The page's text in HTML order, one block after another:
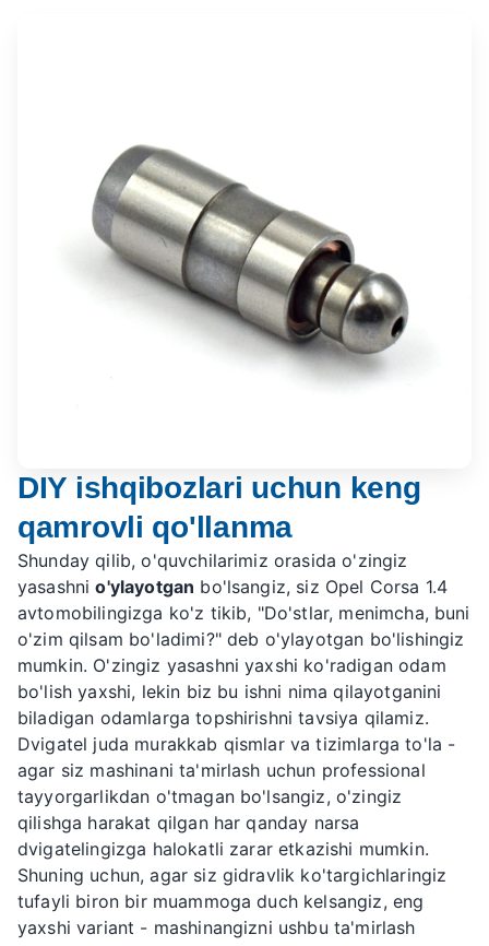
DIY ishqibozlari uchun keng
qamrovli qo'llanma
Shunday qilib, o'quvchilarimiz orasida o'zingiz
yasashnio'ylayotgan bo'lsangiz, siz Opel Corsa 1.4
avtomobilingizga ko'z tikib, "Do'stlar, menimcha, buni
o'zim qilsam bo'ladimi?" deb o'ylayotgan bo'lishingiz
mumkin. O'zingiz yasashni yaxshi ko'radigan odam
bo'lish yaxshi, lekin biz bu ishni nima qilayotganini
biladigan odamlarga topshirishni tavsiya qilamiz.
Dvigatel juda murakkab qismlar va tizimlarga to'la -
agar siz mashinani ta'mirlash uchun professional
tayyorgarlikdan o'tmagan bo'lsangiz, o'zingiz
qilishga harakat qilgan har qanday narsa
dvigatelingizga halokatli zarar etkazishi mumkin.
Shuning uchun, agar siz gidravlik ko'targichlaringiz
tufayli biron bir muammoga duch kelsangiz, eng
yaxshi variant - mashinangizni ushbu ta'mirlash